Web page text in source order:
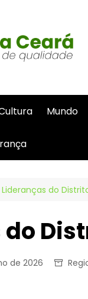
Mundo
Lideranças do
de 2026